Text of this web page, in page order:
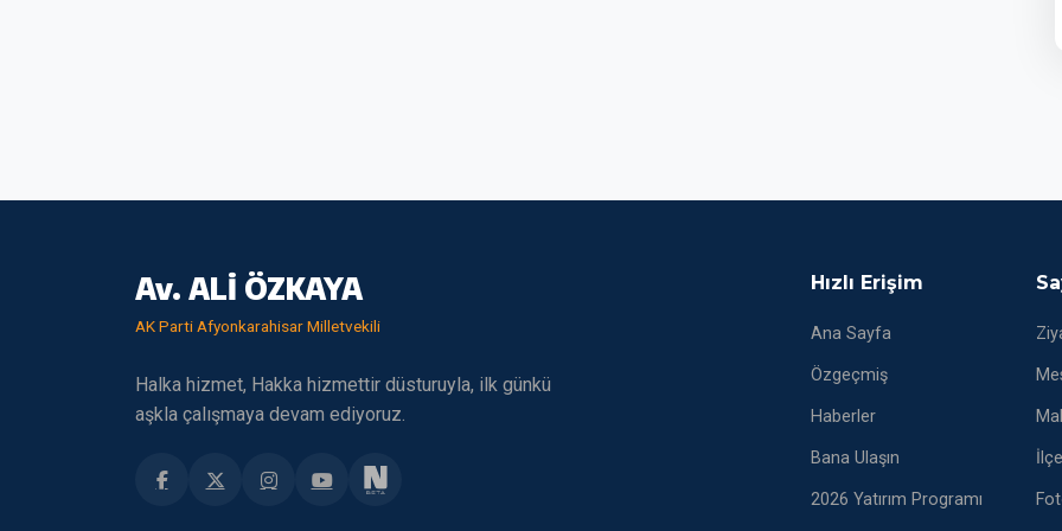
Av. ALİ ÖZKAYA
AK Parti Afyonkarahisar Milletvekili
Halka hizmet, Hakka hizmettir düsturuyla, ilk günkü
aşkla çalışmaya devam ediyoruz.
Hızlı Erişim
Ana Sayfa
Özgeçmiş
Haberler
Bana Ulaşın
2026 Yatırım Programı